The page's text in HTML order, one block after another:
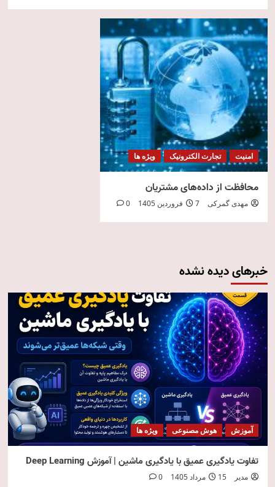
امنیت تجارت الکترونیک ویژه ها
محافظت از داده‌های مشتریان
مهدی گمرکی 7 فروردین 1405 0
خبرهای دیده نشده
آموزش هوش مصنوعی ویژه ها
تفاوت یادگیری عمیق با یادگیری ماشین | آموزش Deep Learning
مدیر 15 مرداد 1405 0